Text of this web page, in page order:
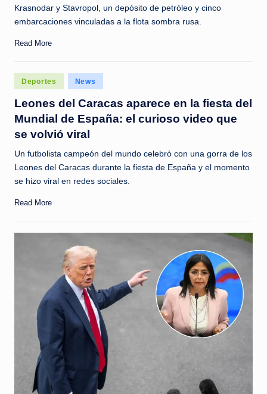
Krasnodar y Stavropol, un depósito de petróleo y cinco
embarcaciones vinculadas a la flota sombra rusa.
Read More
Posted
in
Deportes News
Leones del Caracas aparece en la fiesta del
Mundial de España: el curioso video que
se volvió viral
Un futbolista campeón del mundo celebró con una gorra de los
Leones del Caracas durante la fiesta de España y el momento
se hizo viral en redes sociales.
Read More